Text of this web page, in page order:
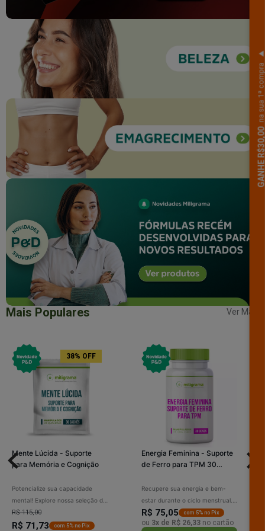
Mais Populares Ver Mais
38% OFF
Mente Lúcida - Suporte
para Memória e Cognição
Potencialize sua capacidade
mental! Explore nossa seleção de
suplementos para memória e
cognição. Ideal para quem busca
R$ 115,00
R$ 71,73 com 5% no Pix
Energia Feminina - Suporte
de Ferro para TPM 30
Recupere sua energia e bem-
estar durante o ciclo menstrual.
Nossa linha de suporte com ferro
foi criada para combater o
R$ 75,05 com 5% no Pix
ou 3x de R$ 26,33 no cartão
na sua 1ª compra